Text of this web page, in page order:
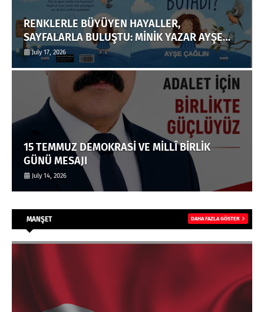
RENKLERLE BÜYÜYEN HAYALLER,
SAYFALARLA BULUŞTU: MİNİK YAZAR AYŞE
ÇAĞLIN'DAN ÇOCUKLARA ANLAMLI BİR ESER
July 17, 2026
15 TEMMUZ DEMOKRASİ VE MİLLÎ BİRLİK
GÜNÜ MESAJI
July 14, 2026
MANŞET DAHA FAZLA GÖSTER